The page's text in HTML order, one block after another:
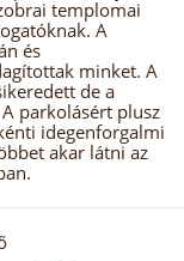
templomai
A
és
minket. A
de a
parkolásért plusz
idegenforgalmi
akar látni az